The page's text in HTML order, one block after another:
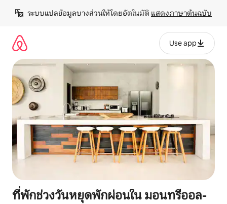
เนื้อหา
ระบบแปลข้อมูลบางส่วนให้โดยอัตโนมัติ แสดงภาษาต้นฉบับ
Use app
ที่พักช่วงวันหยุดพักผ่อนใน มอนทรีออล-